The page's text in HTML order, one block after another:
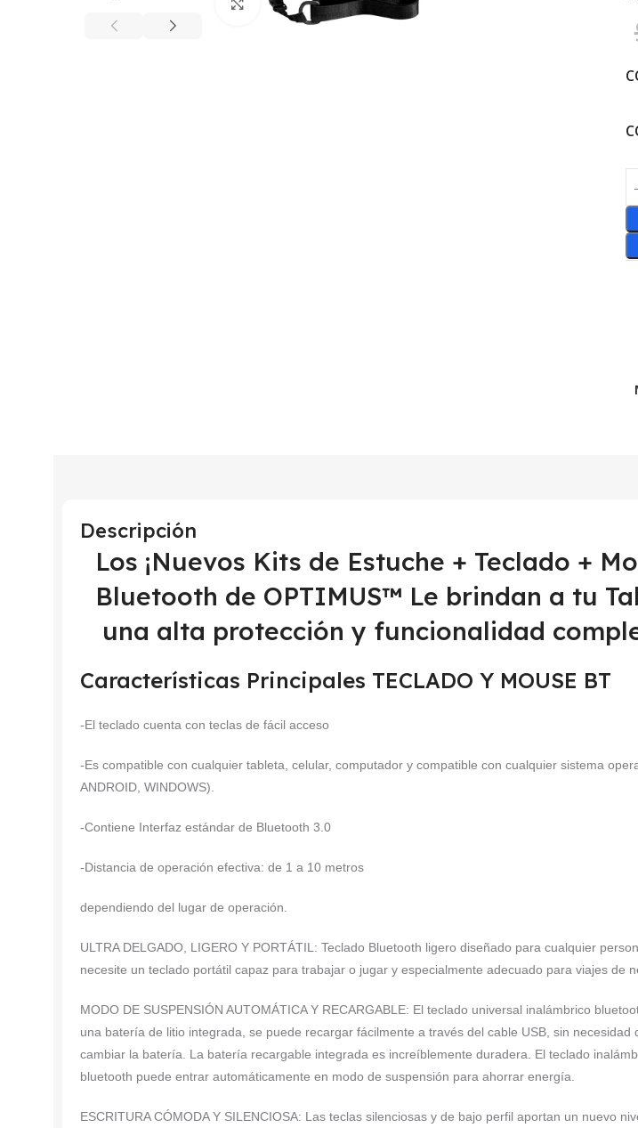
Descripción
Los ¡Nuevos Kits de Estuche + Teclado +
Bluetooth de OPTIMUS™ Le brindan a tu
una alta protección y funcionalidad
Características Principales TECLADO Y MOUSE BT
-El teclado cuenta con teclas de fácil acceso
-Es compatible con cualquier tableta, celular, computador y compatible con cualquier sistema
ANDROID, WINDOWS).
-Contiene Interfaz estándar de Bluetooth 3.0
-Distancia de operación efectiva: de 1 a 10 metros
dependiendo del lugar de operación.
ULTRA DELGADO, LIGERO Y PORTÁTIL: Teclado Bluetooth ligero diseñado para cualquier
necesite un teclado portátil capaz para trabajar o jugar y especialmente adecuado para viajes de
MODO DE SUSPENSIÓN AUTOMÁTICA Y RECARGABLE: El teclado universal inalámbrico
una batería de litio integrada, se puede recargar fácilmente a través del cable USB, sin necesidad
cambiar la batería. La batería recargable integrada es increíblemente duradera. El teclado
bluetooth puede entrar automáticamente en modo de suspensión para ahorrar energía.
ESCRITURA CÓMODA Y SILENCIOSA: Las teclas silenciosas y de bajo perfil aportan un nuevo